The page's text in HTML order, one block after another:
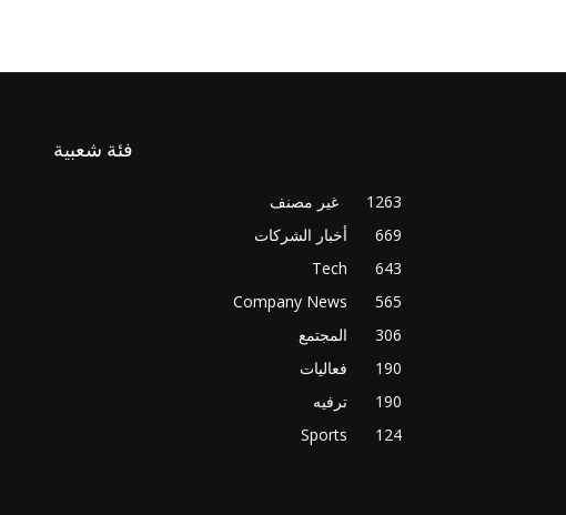
فئة شعبية
غير مصنف
1263
أخبار الشركات
669
Tech
643
Company News
565
المجتمع
306
فعاليات
190
ترفيه
190
Sports
124